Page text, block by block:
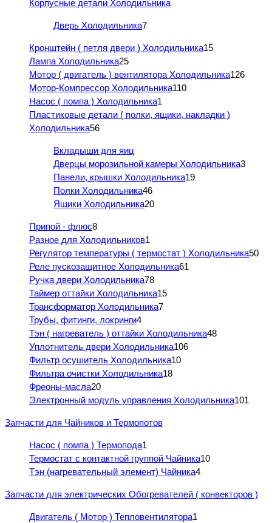
Корпусные детали Холодильника
Дверь Холодильника7
Кронштейн ( петля двери ) Холодильника15
Лампа Холодильника25
Мотор ( двигатель ) вентилятора Холодильника126
Мотор-Компрессор Холодильника110
Насос ( помпа ) Холодильника1
Пластиковые детали ( полки, ящики, накладки )
Холодильника56
Вкладыши для яиц
Дверцы морозильной камеры Холодильника3
Панели, крышки Холодильника19
Полки Холодильника46
Ящики Холодильника20
Припой - флюс8
Разное для Холодильников1
Регулятор температуры ( термостат ) Холодильника50
Реле пускозащитное Холодильника61
Ручка двери Холодильника78
Таймер оттайки Холодильника15
Трансформатор Холодильника7
Трубы, фитинги, локринги4
Тэн ( нагреватель ) оттайки Холодильника48
Уплотнитель двери Холодильника106
Фильтр осушитель Холодильника10
Фильтра очистки Холодильника18
Фреоны-масла20
Электронный модуль управления Холодильника101
Запчасти для Чайников и Термопотов
Насос ( помпа ) Термопода1
Термостат с контактной группой Чайника10
Тэн (нагревательный элемент) Чайника4
Запчасти для электрических Обогревателей ( конвекторов )
Двигатель ( Мотор ) Тепловентилятора1